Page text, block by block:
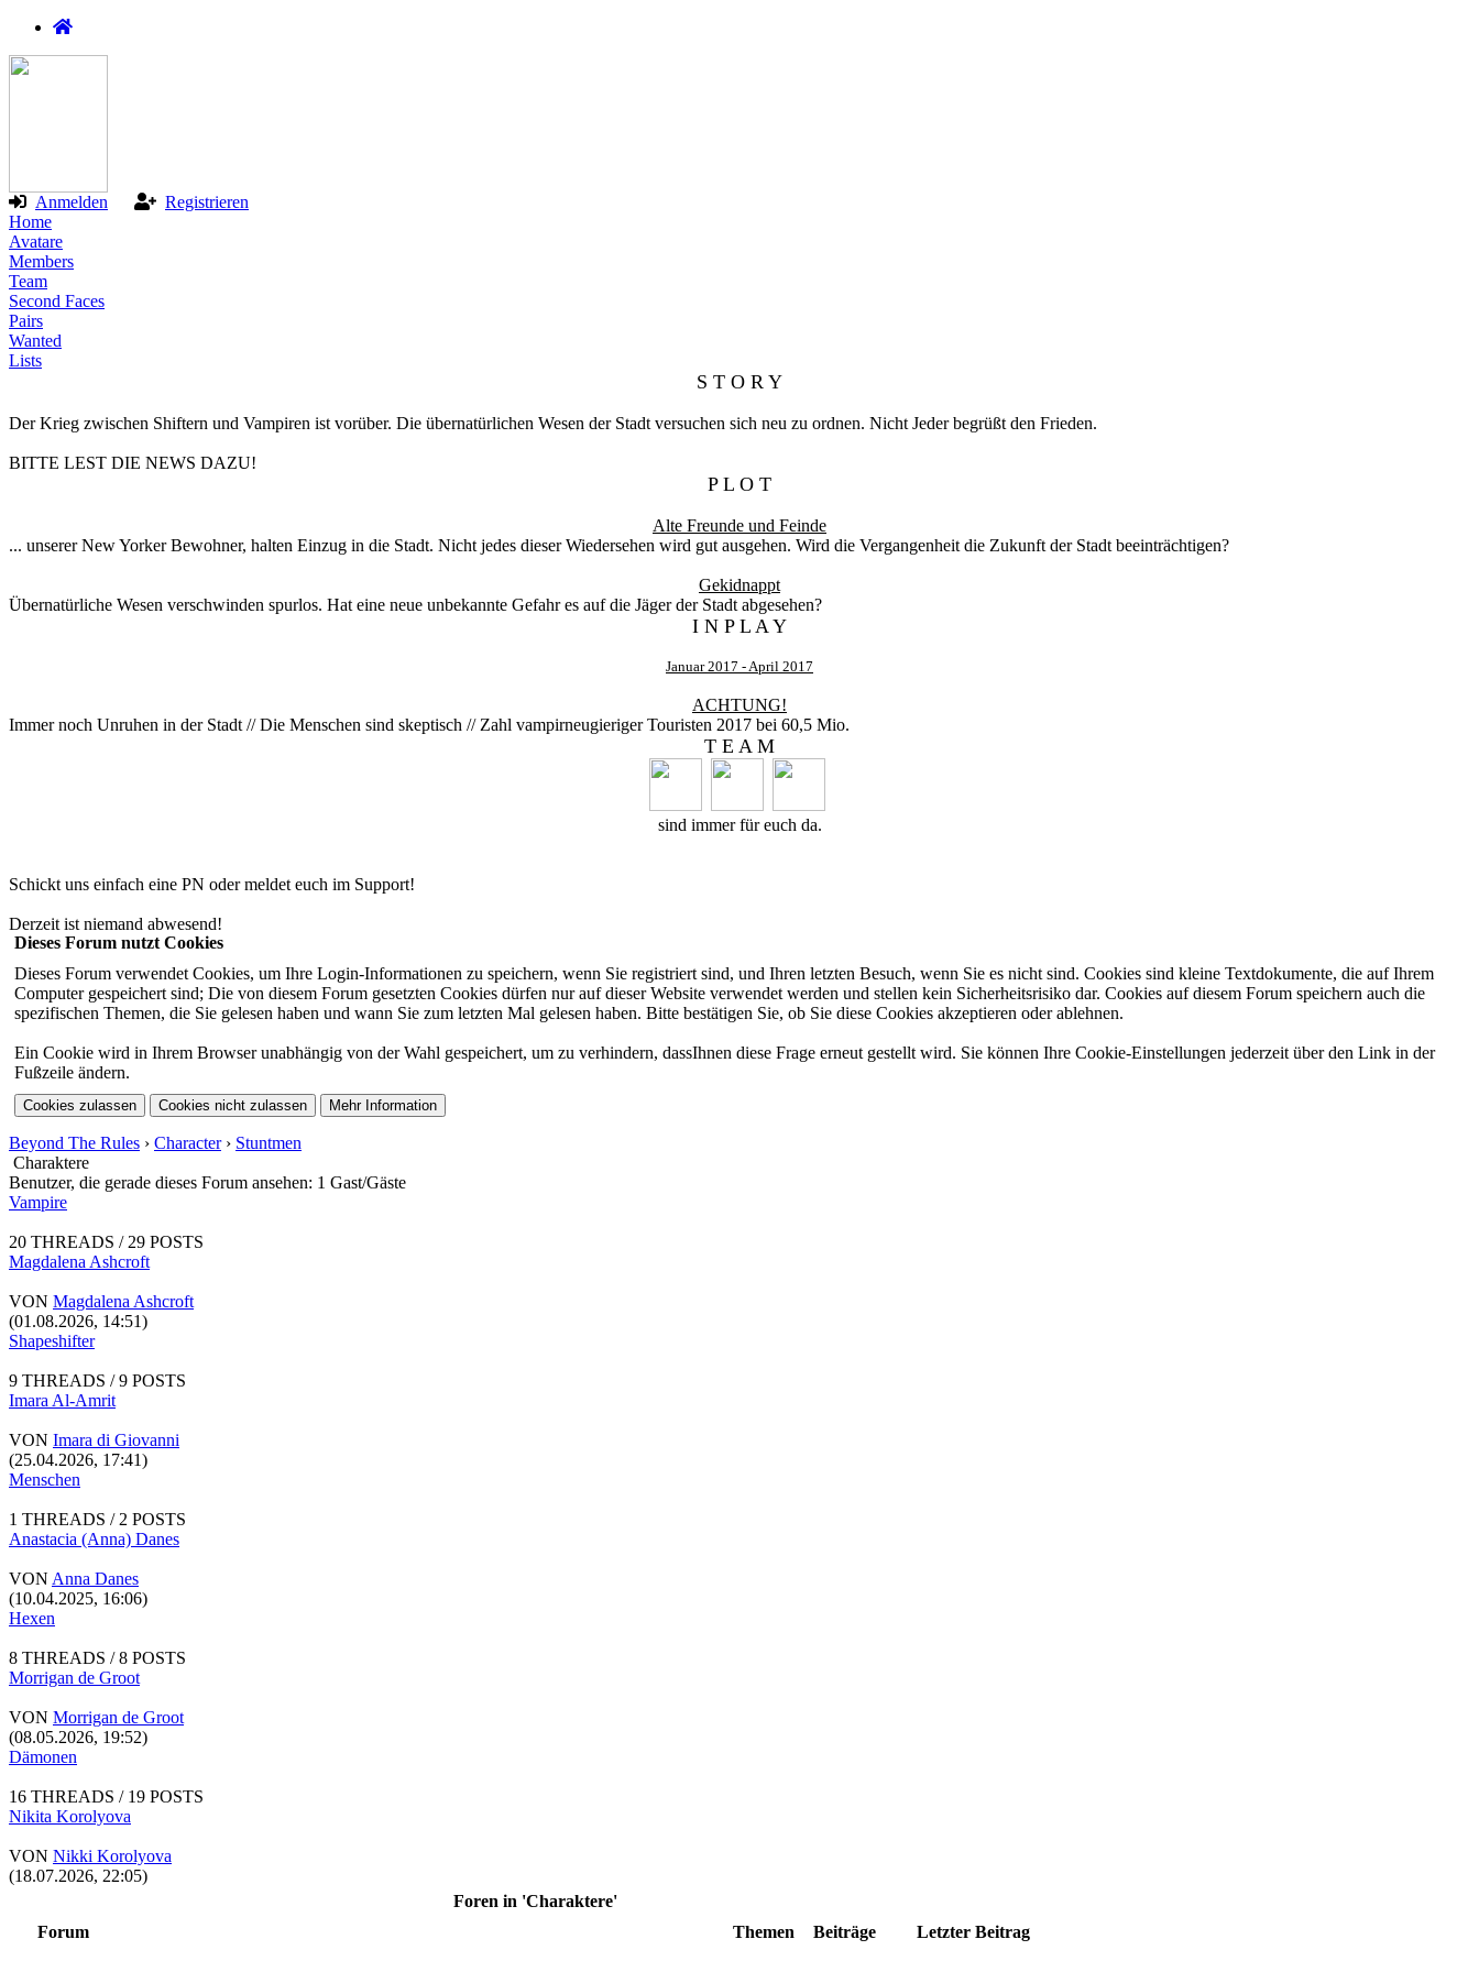
Anmelden
Registrieren
Home
Avatare
Members
Team
Second Faces
Pairs
Wanted
Lists
S T O R Y
Der Krieg zwischen Shiftern und Vampiren ist vorüber. Die übernatürlichen Wesen der Stadt versuchen sich neu zu ordnen. Nicht Jeder begrüßt den Frieden.
BITTE LEST DIE NEWS DAZU!
P L O T
Alte Freunde und Feinde
... unserer New Yorker Bewohner, halten Einzug in die Stadt. Nicht jedes dieser Wiedersehen wird gut ausgehen. Wird die Vergangenheit die Zukunft der Stadt beeinträchtigen?
Gekidnappt
Übernatürliche Wesen verschwinden spurlos. Hat eine neue unbekannte Gefahr es auf die Jäger der Stadt abgesehen?
I N P L A Y
Januar 2017 - April 2017
ACHTUNG!
Immer noch Unruhen in der Stadt // Die Menschen sind skeptisch // Zahl vampirneugieriger Touristen 2017 bei 60,5 Mio.
T E A M
sind immer für euch da.
Schickt uns einfach eine PN oder meldet euch im Support!
Derzeit ist niemand abwesend!
Dieses Forum nutzt Cookies
Dieses Forum verwendet Cookies, um Ihre Login-Informationen zu speichern, wenn Sie registriert sind, und Ihren letzten Besuch, wenn Sie es nicht sind. Cookies sind kleine Textdokumente, die auf Ihrem
Computer gespeichert sind; Die von diesem Forum gesetzten Cookies dürfen nur auf dieser Website verwendet werden und stellen kein Sicherheitsrisiko dar. Cookies auf diesem Forum speichern auch die
spezifischen Themen, die Sie gelesen haben und wann Sie zum letzten Mal gelesen haben. Bitte bestätigen Sie, ob Sie diese Cookies akzeptieren oder ablehnen.
Ein Cookie wird in Ihrem Browser unabhängig von der Wahl gespeichert, um zu verhindern, dassIhnen diese Frage erneut gestellt wird. Sie können Ihre Cookie-Einstellungen jederzeit über den Link in der
Fußzeile ändern.
Beyond The Rules › Character› Stuntmen
Charaktere
Benutzer, die gerade dieses Forum ansehen: 1 Gast/Gäste
Vampire
20 THREADS / 29 POSTS
Magdalena Ashcroft
VON Magdalena Ashcroft
(01.08.2026, 14:51)
Shapeshifter
9 THREADS / 9 POSTS
Imara Al-Amrit
VON Imara di Giovanni
(25.04.2026, 17:41)
Menschen
1 THREADS / 2 POSTS
Anastacia (Anna) Danes
VON Anna Danes
(10.04.2025, 16:06)
Hexen
8 THREADS / 8 POSTS
Morrigan de Groot
VON Morrigan de Groot
(08.05.2026, 19:52)
Dämonen
16 THREADS / 19 POSTS
Nikita Korolyova
VON Nikki Korolyova
(18.07.2026, 22:05)
Foren in 'Charaktere'
Forum
Themen Beiträge Letzter Beitrag